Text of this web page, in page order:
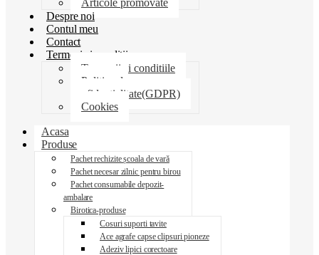
Articole promovate
Despre noi
Contul meu
Contact
Termeni si conditii
Termenii si conditiile
Politica de
confidentialitate(GDPR)
Cookies
Acasa
Produse
Pachet rechizite școala de vară
Pachet necesar zilnic pentru birou
Pachet consumabile depozit-
ambalare
Birotica-produse
Cosuri suporti tavite
Ace agrafe capse clipsuri pioneze
Adeziv lipici corectoare